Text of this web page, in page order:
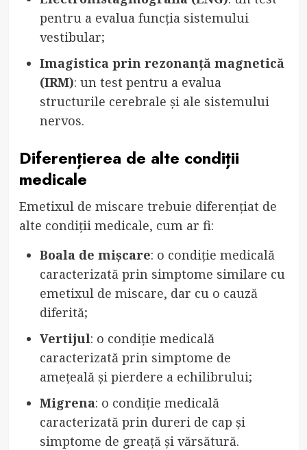
pentru a evalua funcția sistemului
vestibular;
Imagistica prin rezonanță magnetică
(IRM): un test pentru a evalua
structurile cerebrale și ale sistemului
nervos.
Diferențierea de alte condiții
medicale
Emetixul de miscare trebuie diferențiat de
alte condiții medicale, cum ar fi:
Boala de mișcare: o condiție medicală
caracterizată prin simptome similare cu
emetixul de miscare, dar cu o cauză
diferită;
Vertijul: o condiție medicală
caracterizată prin simptome de
amețeală și pierdere a echilibrului;
Migrena: o condiție medicală
caracterizată prin dureri de cap și
simptome de greață și vărsătură.